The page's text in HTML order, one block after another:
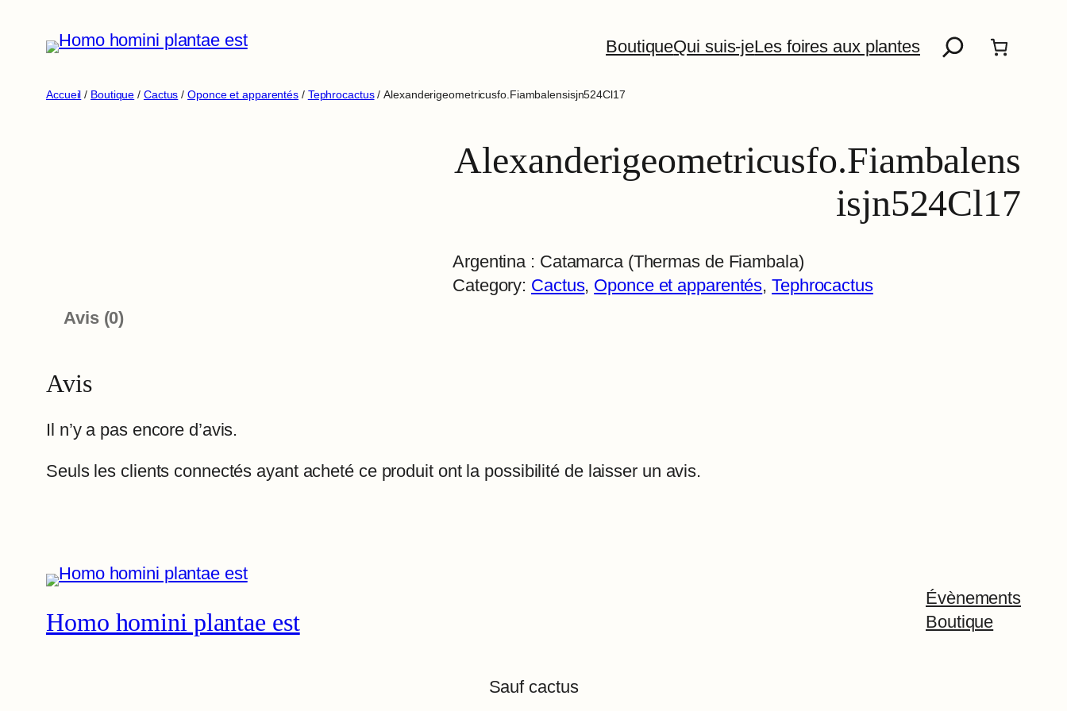
BoutiqueQui suis-jeLes foires aux plantes
Recherche
Accueil / Boutique / Cactus /Oponce et apparentés / Tephrocactus/ Alexanderigeometricusfo.Fiambalensisjn524Cl17
Alexanderigeometricusfo.Fiambalens
isjn524Cl17
Argentina : Catamarca (Thermas de Fiambala)
Category: Cactus, Oponce et apparentés, Tephrocactus
Avis (0)
Avis
Il n’y a pas encore d’avis.
Seuls les clients connectés ayant acheté ce produit ont la possibilité de laisser un avis.
Homo homini plantae est
Évènements
Boutique
Sauf cactus